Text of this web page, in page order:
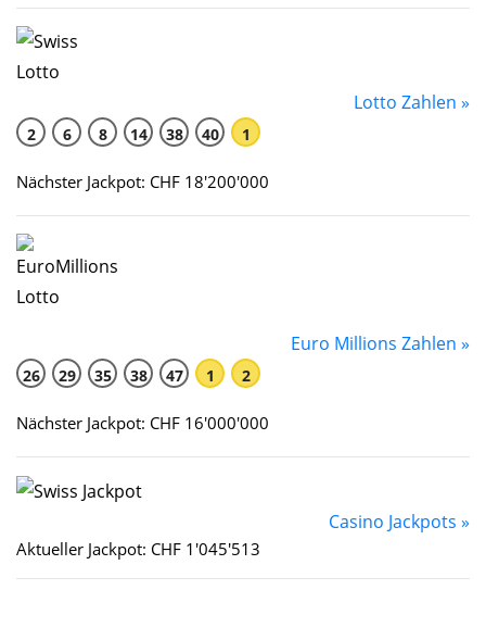
Lotto Zahlen »
2 6 8 14 38 40 1
Nächster Jackpot: CHF 18'200'000
Euro Millions Zahlen »
26 29 35 38 47 1 2
Nächster Jackpot: CHF 16'000'000
Casino Jackpots »
Aktueller Jackpot: CHF 1'045'513